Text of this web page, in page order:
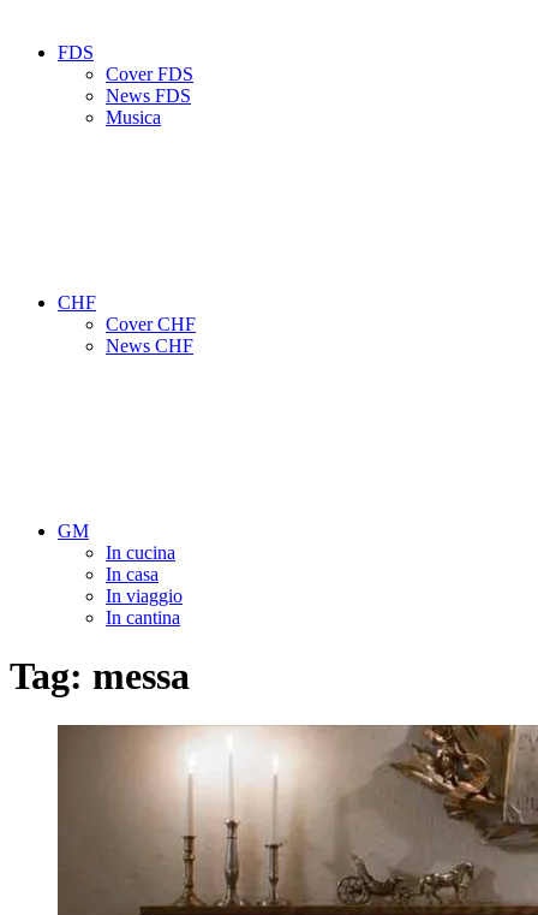
FDS
Cover FDS
News FDS
Musica
CHF
Cover CHF
News CHF
GM
In cucina
In casa
In viaggio
In cantina
Tag: messa